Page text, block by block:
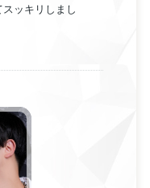
ッキリしまし